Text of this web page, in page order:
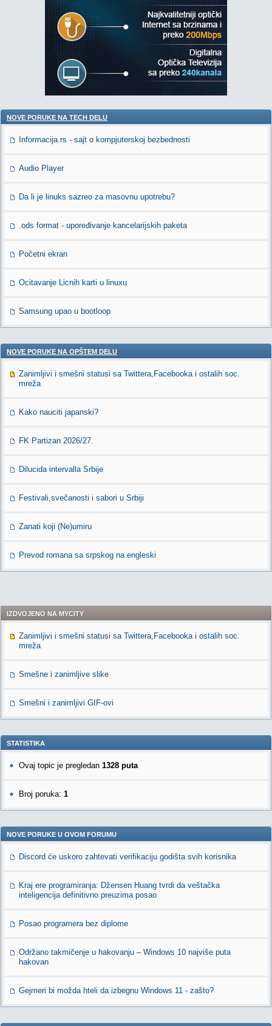
NOVE PORUKE NA TECH DELU
Informacija.rs - sajt o kompjuterskoj bezbednosti
Audio Player
Da li je linuks sazreo za masovnu upotrebu?
.ods format - upoređivanje kancelarijskih paketa
Početni ekran
Ocitavanje Licnih karti u linuxu
Samsung upao u bootloop
NOVE PORUKE NA OPŠTEM DELU
Zanimljivi i smešni statusi sa Twittera,Facebooka i ostalih soc.
mreža
Kako nauciti japanski?
FK Partizan 2026/27.
Dilucida intervalla Srbije
Festivali,svečanosti i sabori u Srbiji
Zanati koji (Ne)umiru
Prevod romana sa srpskog na engleski
IZDVOJENO NA MYCITY
Zanimljivi i smešni statusi sa Twittera,Facebooka i ostalih soc.
mreža
Smešne i zanimljive slike
Smešni i zanimljivi GIF-ovi
STATISTIKA
Ovaj topic je pregledan 1328 puta
Broj poruka: 1
NOVE PORUKE U OVOM FORUMU
Discord će uskoro zahtevati verifikaciju godišta svih korisnika
Kraj ere programiranja: Džensen Huang tvrdi da veštačka
inteligencija definitivno preuzima posao
Posao programera bez diplome
Održano takmičenje u hakovanju – Windows 10 najviše puta
hakovan
Gejmeri bi možda hteli da izbegnu Windows 11 - zašto?